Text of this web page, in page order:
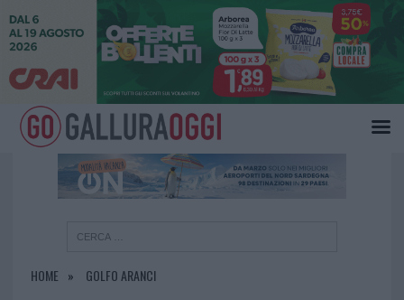
HOME GOLFO ARANCI
×